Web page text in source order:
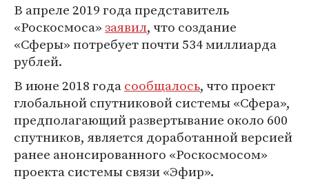
В апреле 2019 года представитель
«Роскосмоса»заявил, что создание
«Сферы» потребует почти 534 миллиарда
рублей.
В июне 2018 годасообщалось, что проект
глобальной спутниковой системы «Сфера»,
предполагающий развертывание около 600
спутников, является доработанной версией
ранее анонсированного «Роскосмосом»
проекта системы связи «Эфир».